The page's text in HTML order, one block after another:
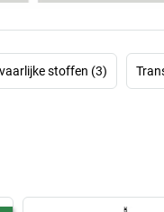
stoffen (3)